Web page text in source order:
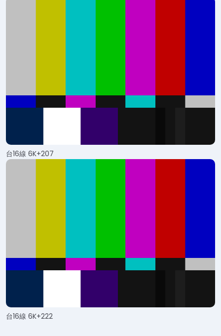
台16線 6K+207
台16線 6K+222